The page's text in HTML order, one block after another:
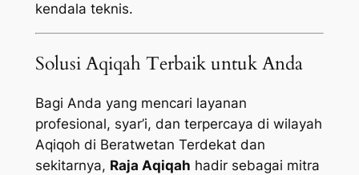
kendala teknis.
Solusi Aqiqah Terbaik untuk Anda
Bagi Anda yang mencari layanan
profesional, syar’i, dan terpercaya di wilayah
Aqiqoh di Beratwetan Terdekat dan
sekitarnya, Raja Aqiqah hadir sebagai mitra